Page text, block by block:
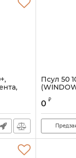
Псул 50
Артикул:
0 ₽